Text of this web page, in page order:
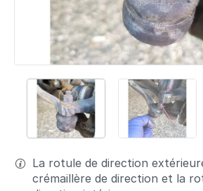
La rotule de direction
crémaillère de direction et la